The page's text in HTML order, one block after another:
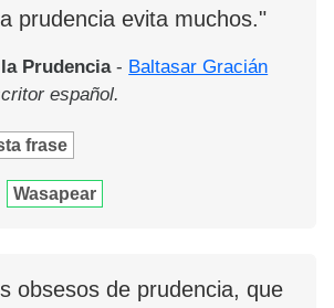
prudencia evita muchos."
Prudencia- Baltasar Gracián
español.
frase
Wasapear
obsesos de prudencia, que